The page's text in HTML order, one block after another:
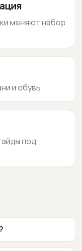
меняют набор
и обувь.
под